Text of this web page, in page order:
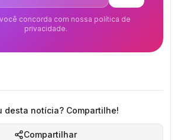
concorda com nossa política de
privacidade.
desta notícia? Compartilhe!
Compartilhar